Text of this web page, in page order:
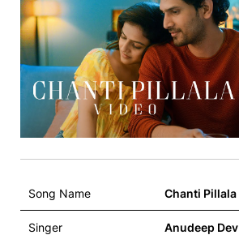
Song Name Chanti Pillala
Singer Anudeep Dev